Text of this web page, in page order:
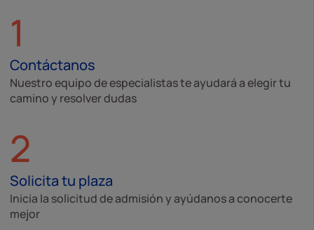
1
Contáctanos
Nuestro equipo de especialistas te ayudará a elegir tu
camino y resolver dudas
2
Solicita tu plaza
Inicia la solicitud de admisión y ayúdanos a conocerte
mejor